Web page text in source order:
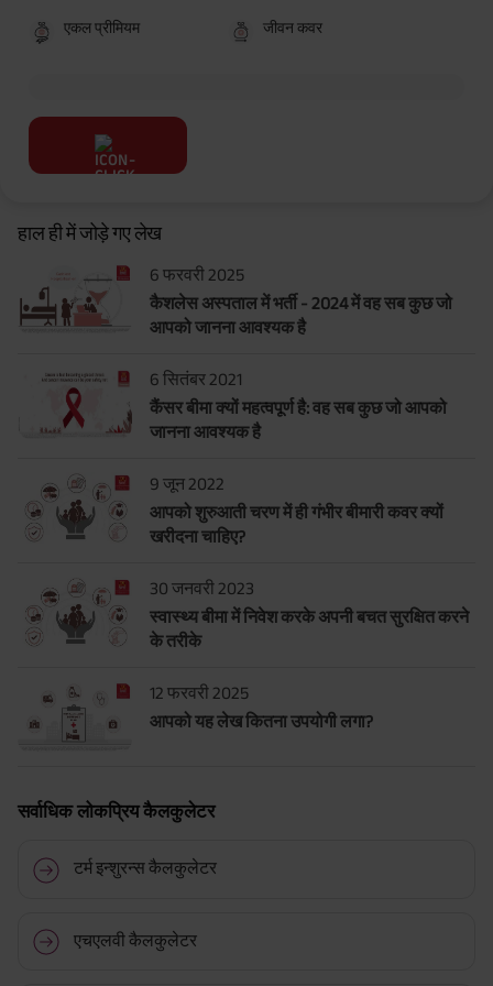
एकल प्रीमियम जीवन कवर
हाल ही में जोड़े गए लेख
6 फरवरी 2025
कैशलेस अस्पताल में भर्ती - 2024 में वह सब कुछ जो
आपको जानना आवश्यक है
6 सितंबर 2021
कैंसर बीमा क्यों महत्वपूर्ण है: वह सब कुछ जो आपको
जानना आवश्यक है
9 जून 2022
आपको शुरुआती चरण में ही गंभीर बीमारी कवर क्यों
खरीदना चाहिए?
30 जनवरी 2023
स्वास्थ्य बीमा में निवेश करके अपनी बचत सुरक्षित करने
के तरीके
12 फरवरी 2025
आपको यह लेख कितना उपयोगी लगा?
सर्वाधिक लोकप्रिय कैलकुलेटर
टर्म इन्शुरन्स कैलकुलेटर
एचएलवी कैलकुलेटर